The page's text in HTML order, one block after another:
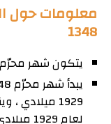
معلومات حول
1348
يتكون شهر محرّم 1348 هجرية من 29 يوم
لعام 1929 ميلادي.